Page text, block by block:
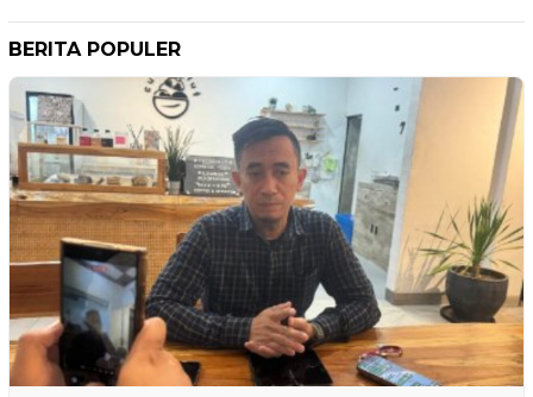
BERITA POPULER